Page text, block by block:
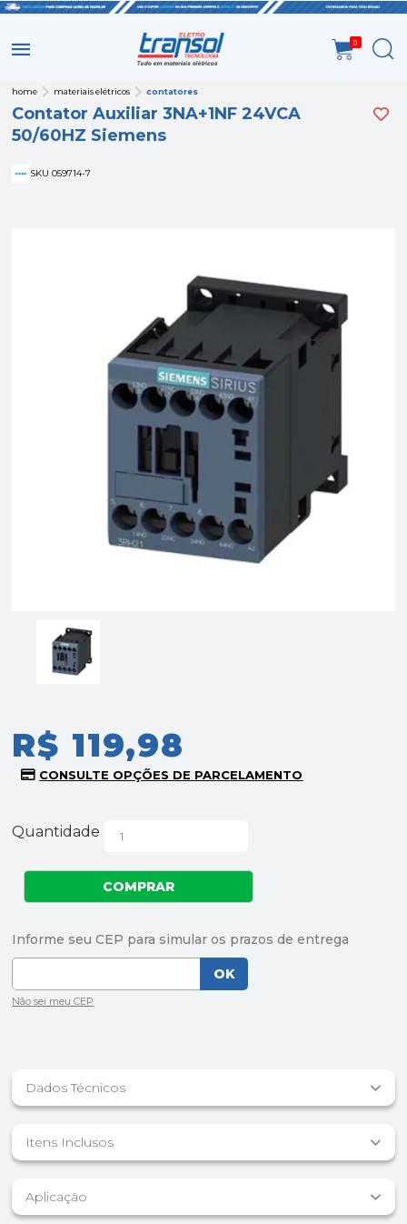
0
home materiais elétricos contatores
Contator Auxiliar 3NA+1NF 24VCA
50/60HZ Siemens
SKU 059714-7
R$ 119,98
Quantidade
Dados Técnicos
Itens Inclusos
Aplicação